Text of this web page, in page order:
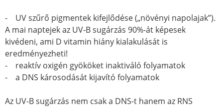
- UV szűrő pigmentek kifejlődése („növényi napolajak”).
A mai naptejek az UV-B sugárzás 90%-át képesek
kivédeni, ami D vitamin hiány kialakulását is
eredményezheti!
- reaktív oxigén gyököket inaktiváló folyamatok
- a DNS károsodását kijavító folyamatok
Az UV-B sugárzás nem csak a DNS-t hanem az RNS